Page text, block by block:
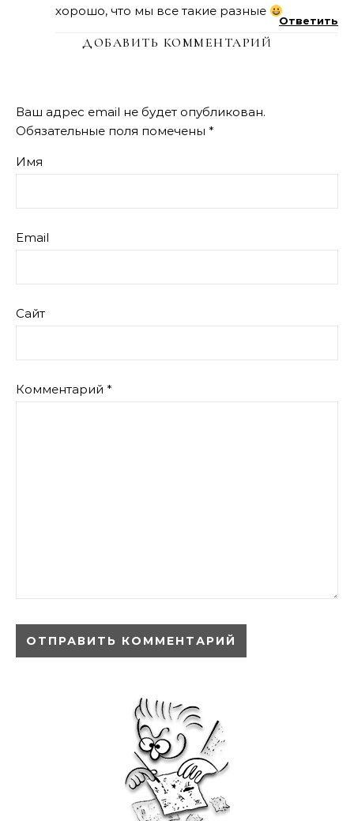
хорошо, что мы все такие разные
Ответить
ДОБАВИТЬ КОММЕНТАРИЙ
Ваш адрес email не будет опубликован.
Обязательные поля помечены *
Имя
Email
Сайт
Комментарий *